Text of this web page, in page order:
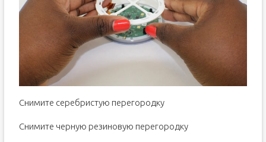
Снимите серебристую перегородку
Снимите черную резиновую перегородку